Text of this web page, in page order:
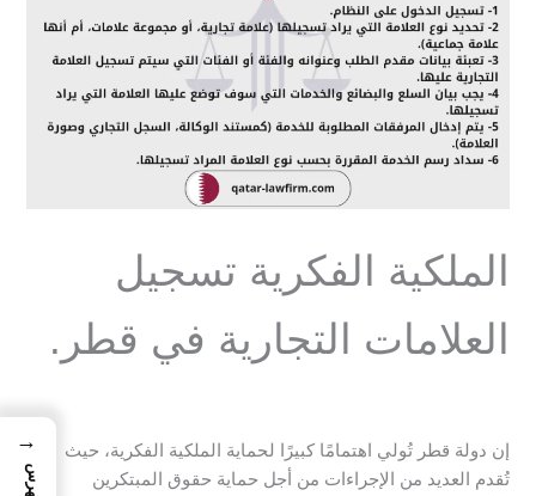
الملكية الفكرية تسجيل
العلامات التجارية في قطر.
إن دولة قطر تُولي اهتمامًا كبيرًا لحماية الملكية الفكرية، حيث
تُقدم العديد من الإجراءات من أجل حماية حقوق المبتكرين
→